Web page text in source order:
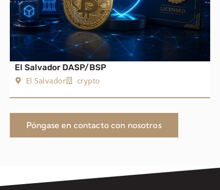
El Salvador DASP/BSP
El Salvador
crypto
Póngase en contacto con nosotros